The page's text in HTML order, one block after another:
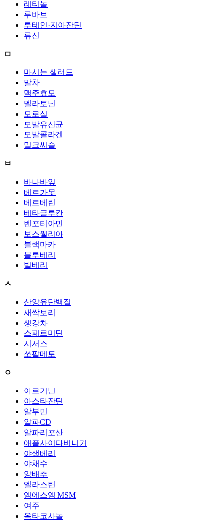
레티놀
루바브
루테인·지아잔틴
류신
ㅁ
마시는 샐러드
말차
맥주효모
멜라토닌
모로실
모발유산균
모발콜라겐
밀크씨슬
ㅂ
바나바잎
베르가못
베르베린
베타글루칸
벤포티아민
보스웰리아
블랙마카
블루베리
빌베리
ㅅ
산양유단백질
새싹보리
생강차
스페르미딘
시서스
쏘팔메토
ㅇ
아르기닌
아스타잔틴
알부민
알파CD
알파리포산
애플사이다비니거
야생베리
야채수
양배추
엘라스틴
엠에스엠 MSM
여주
옥타코사놀